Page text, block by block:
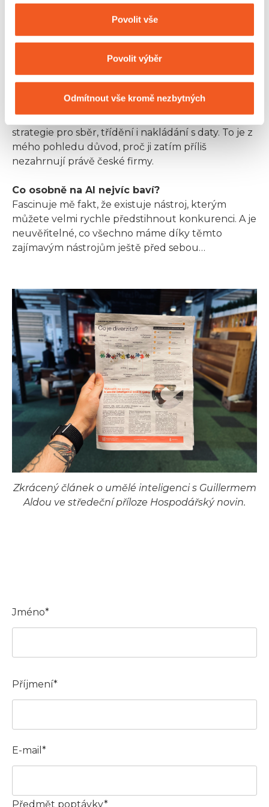
Povolit vše
Povolit výběr
Odmítnout vše kromě nezbytných
limitovány potřebnými náklady. Zahraniční
společnosti více hledí do budoucnosti a AI
Chápou, že s AI mohou dosáhnout mnohem
větších přínosů, pokud ji přijmou jako integrální
součást firmy, ne jako specifický nástroj pro řešení
co doručit může, je potřeba ji začít stavět od
základu a s využitím dat. První, co musíte zvážit, je
strategie pro sběr, třídění i nakládání s daty. To je z
mého pohledu důvod, proč ji zatím příliš
nezahrnují právě české firmy.
Co osobně na AI nejvíc baví?
Fascinuje mě fakt, že existuje nástroj, kterým
můžete velmi rychle předstihnout konkurenci. A je
neuvěřitelné, co všechno máme díky těmto
zajímavým nástrojům ještě před sebou…
Zkrácený článek o umělé inteligenci s Guillermem
Aldou ve středeční příloze Hospodářský novin.
Jméno*
Příjmení*
E-mail*
Předmět poptávky*